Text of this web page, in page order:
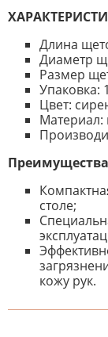
Длина
Диаметр
Размер
Упаковка:
Цвет:
Материал:
Преимущества
столе;
кожу рук.
К настоящему